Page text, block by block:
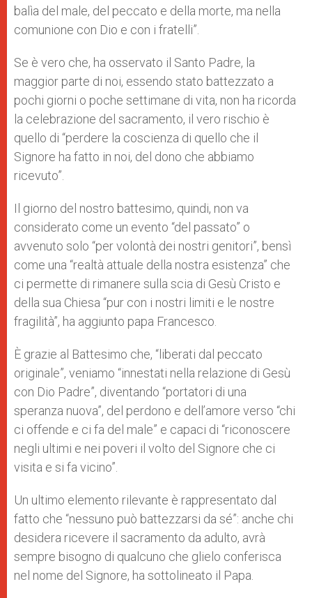
balìa del male, del peccato e della morte, ma nella
comunione con Dio e con i fratelli”.
Se è vero che, ha osservato il Santo Padre, la
maggior parte di noi, essendo stato battezzato a
pochi giorni o poche settimane di vita, non ha ricorda
la celebrazione del sacramento, il vero rischio è
quello di “perdere la coscienza di quello che il
Signore ha fatto in noi, del dono che abbiamo
ricevuto”.
Il giorno del nostro battesimo, quindi, non va
considerato come un evento “del passato” o
avvenuto solo “per volontà dei nostri genitori”, bensì
come una “realtà attuale della nostra esistenza” che
ci permette di rimanere sulla scia di Gesù Cristo e
della sua Chiesa “pur con i nostri limiti e le nostre
fragilità”, ha aggiunto papa Francesco.
È grazie al Battesimo che, “liberati dal peccato
originale”, veniamo “innestati nella relazione di Gesù
con Dio Padre”, diventando “portatori di una
speranza nuova”, del perdono e dell’amore verso “chi
ci offende e ci fa del male” e capaci di “riconoscere
negli ultimi e nei poveri il volto del Signore che ci
visita e si fa vicino”.
Un ultimo elemento rilevante è rappresentato dal
fatto che “nessuno può battezzarsi da sé”: anche chi
desidera ricevere il sacramento da adulto, avrà
sempre bisogno di qualcuno che glielo conferisca
nel nome del Signore, ha sottolineato il Papa.